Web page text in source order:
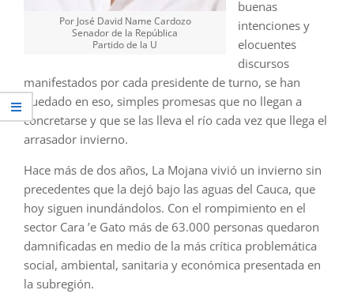
Por José David Name Cardozo
Senador de la República
Partido de la U
buenas
intenciones y
elocuentes
discursos
manifestados por cada presidente de turno, se han
quedado en eso, simples promesas que no llegan a
concretarse y que se las lleva el río cada vez que llega el
arrasador invierno.
Hace más de dos años, La Mojana vivió un invierno sin
precedentes que la dejó bajo las aguas del Cauca, que
hoy siguen inundándolos. Con el rompimiento en el
sector Cara ’e Gato más de 63.000 personas quedaron
damnificadas en medio de la más crítica problemática
social, ambiental, sanitaria y económica presentada en
la subregión.